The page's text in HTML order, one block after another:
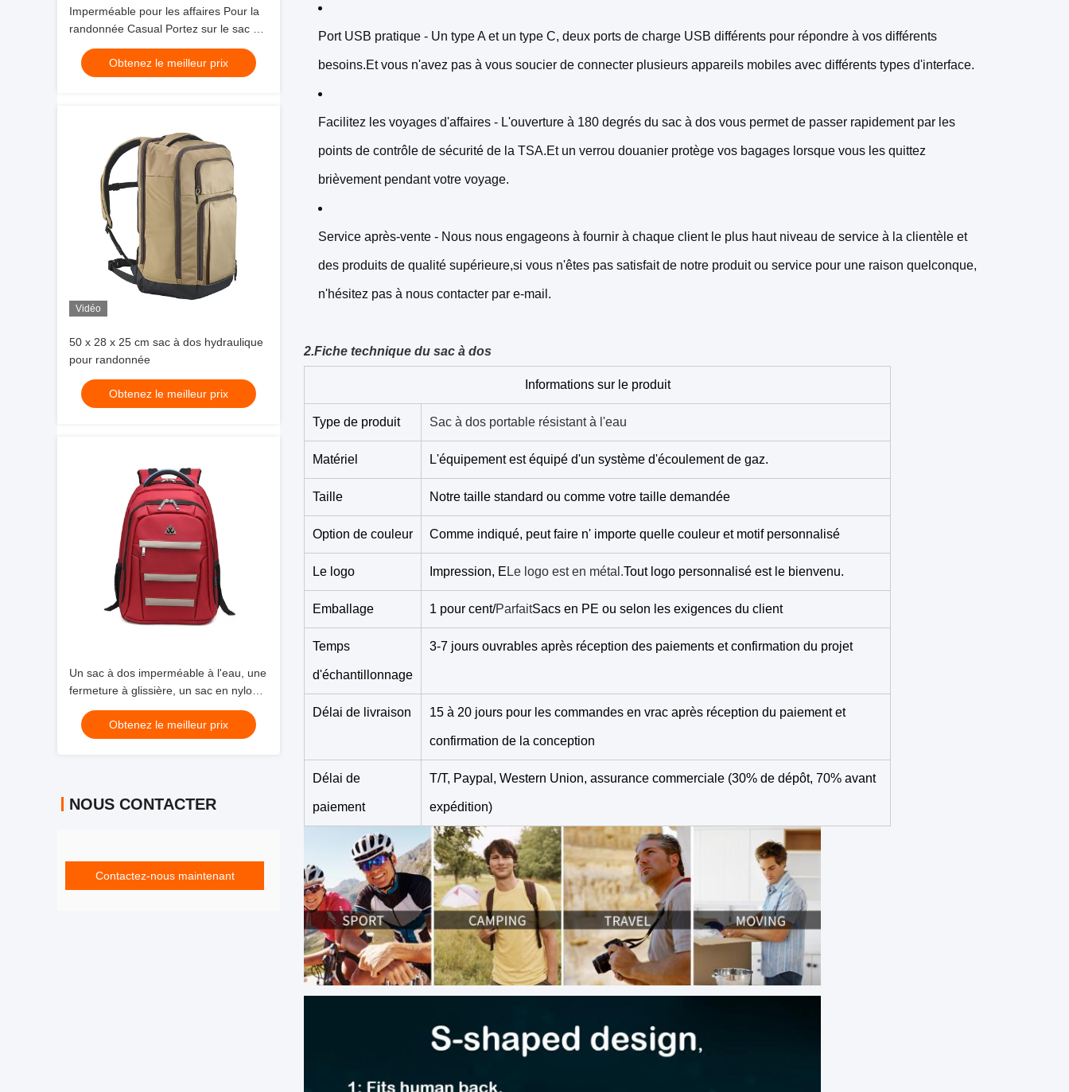
Imperméable pour les affaires Pour la
randonnée Casual Portez sur le sac de
voyage Vol approuvé Adapté portable
16 poucesObtenez le meilleur prix
Vidéo
50 x 28 x 25 cm sac à dos hydraulique
pour randonnée
Obtenez le meilleur prix
Un sac à dos imperméable à l'eau, une
fermeture à glissière, un sac en nylon,
un vélo, un randonneur.
Obtenez le meilleur prix
NOUS CONTACTER
Contactez-nous maintenant
Port USB pratique - Un type A et un type C, deux ports de charge USB différents pour répondre à vos différents
besoins.Et vous n'avez pas à vous soucier de connecter plusieurs appareils mobiles avec différents types d'interface.
Facilitez les voyages d'affaires - L'ouverture à 180 degrés du sac à dos vous permet de passer rapidement par les
points de contrôle de sécurité de la TSA.Et un verrou douanier protège vos bagages lorsque vous les quittez
brièvement pendant votre voyage.
Service après-vente - Nous nous engageons à fournir à chaque client le plus haut niveau de service à la clientèle et
des produits de qualité supérieure,si vous n'êtes pas satisfait de notre produit ou service pour une raison quelconque,
n'hésitez pas à nous contacter par e-mail.
2.Fiche technique du sac à dos
Informations sur le produit
Type de produit Sac à dos portable résistant à l'eau
Matériel L'équipement est équipé d'un système d'écoulement de gaz.
Taille Notre taille standard ou comme votre taille demandée
Option de couleur Comme indiqué, peut faire n' importe quelle couleur et motif personnalisé
Le logo Impression, E Le logo est en métal.Tout logo personnalisé est le bienvenu.
Emballage 1 pour cent/ParfaitSacs en PE ou selon les exigences du client
Temps
d'échantillonnage
3-7 jours ouvrables après réception des paiements et confirmation du projet
Délai de livraison 15 à 20 jours pour les commandes en vrac après réception du paiement et
confirmation de la conception
Délai de
paiement
T/T, Paypal, Western Union, assurance commerciale (30% de dépôt, 70% avant
expédition)